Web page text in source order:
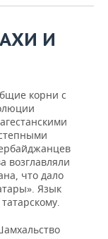
И
корни с
возглавляли
что дало
Язык